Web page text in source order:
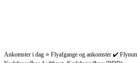
Ankomster i dag ⭐ Flyafgange og ankomster ✔️